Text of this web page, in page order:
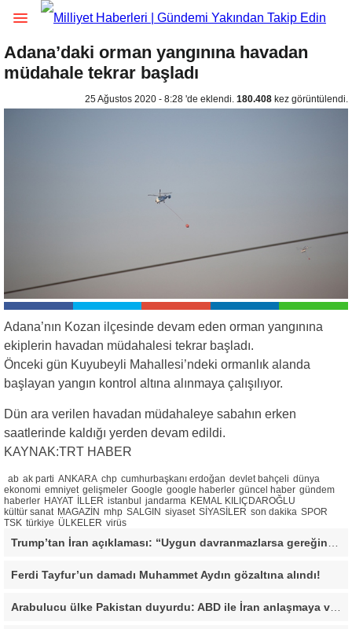
Adana’daki orman yangınına havadan
müdahale tekrar başladı
25 Ağustos 2020 - 8:28 'de eklendi. 180.408 kez görüntülendi.
Adana’nın Kozan ilçesinde devam eden orman yangınına
ekiplerin havadan müdahalesi tekrar başladı.
Önceki gün Kuyubeyli Mahallesi’ndeki ormanlık alanda
başlayan yangın kontrol altına alınmaya çalışılıyor.
Dün ara verilen havadan müdahaleye sabahın erken
saatlerinde kaldığı yerden devam edildi.
KAYNAK:TRT HABER
ab ak parti ANKARA chp cumhurbaşkanı erdoğan devlet bahçeli dünya
ekonomi emniyet gelişmeler Google google haberler güncel haber gündem
haberler HAYAT İLLER istanbul jandarma KEMAL KILIÇDAROĞLU
kültür sanat MAGAZİN mhp SALGIN siyaset SİYASİLER son dakika SPOR
TSK türkiye ÜLKELER virüs
Ferdi Tayfur’un damadı Muhammet Aydın gözaltına alındı!
Arabulucu ülke Pakistan duyurdu: ABD ile İran anlaşmaya vardı